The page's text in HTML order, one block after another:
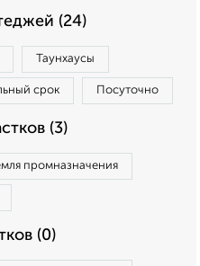
(24)
Таунхаусы
срок Посуточно
(3)
промназначения
(0)